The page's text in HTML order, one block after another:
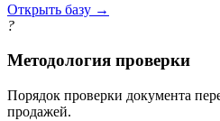
Открыть базу →
?
Методология проверки
Порядок проверки документа
продажей.